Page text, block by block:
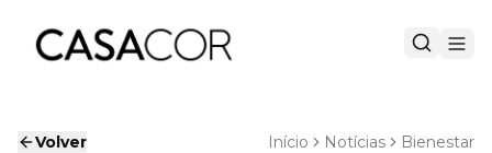
Volver Início Notícias Bienestar